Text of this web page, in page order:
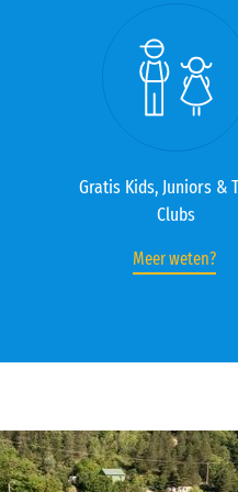
Gratis Kids, Juniors &
Clubs
Meer weten?